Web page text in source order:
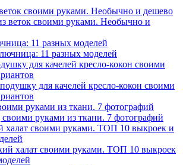
своими руками. Необычно и дешево
11 разных моделей
для качелей кресло-кокон своими
руками из ткани. 7 фотографий
халат своими руками. ТОП 10 выкроек и